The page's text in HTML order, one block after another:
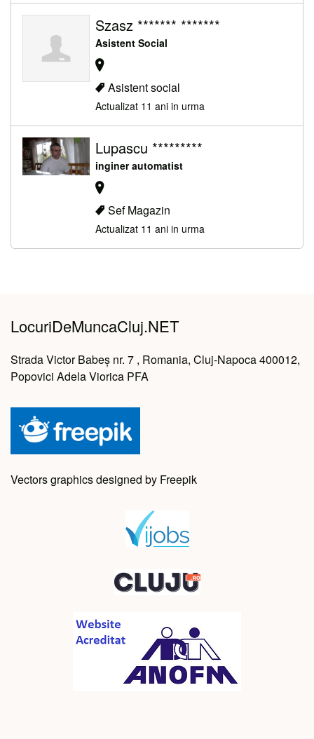
Szasz ******* *******
Asistent Social
Asistent social
Actualizat 11 ani in urma
Lupascu *********
inginer automatist
Sef Magazin
Actualizat 11 ani in urma
LocuriDeMuncaCluj.NET
Strada Victor Babeș nr. 7 , Romania, Cluj-Napoca 400012,
Popovici Adela Viorica PFA
Vectors graphics designed by Freepik